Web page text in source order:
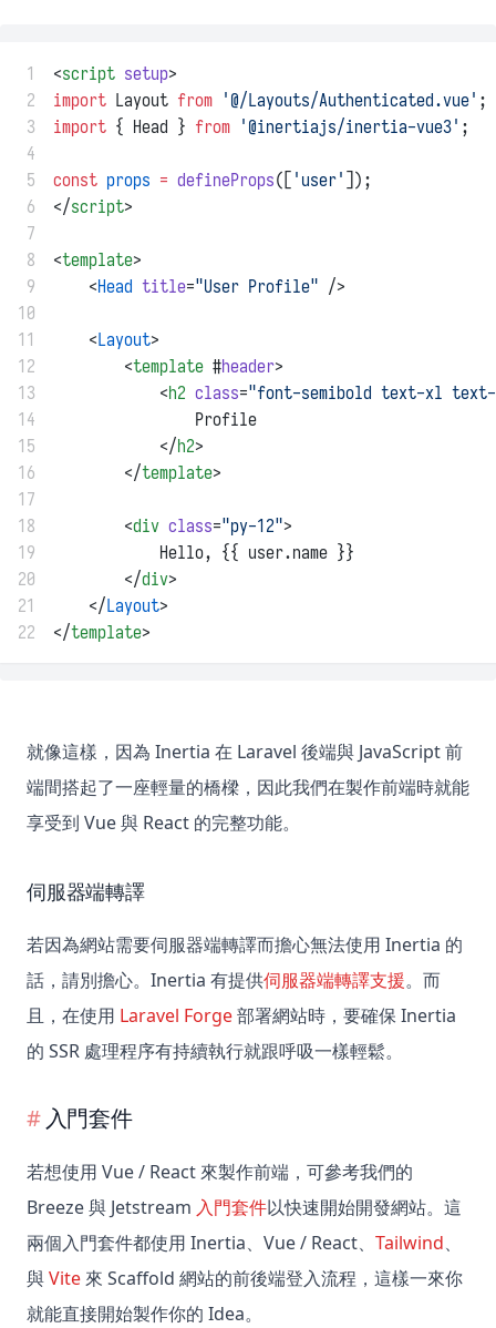
1 <script setup>
2
import Layout from '@/Layouts/Authenticated.vue' ;
3
import { Head } from '@inertiajs/inertia-vue3' ;
4
5
const props = defineProps([ 'user' ]);
6
</script>
7
8
<template>
9
    <
Head title="User Profile" />
10
11
    <
Layout>
12
        <
template #header>
13
            <
h2 class="font-semibold text-xl
14
                Profile
15
            </
h2>
16
        </
template>
17
18
        <
div class="py-12">
19
            Hello, {{ user.name }}
20
        </
div>
21
    </
Layout>
22
</template>
就像這樣，因為 Inertia 在 Laravel 後端與 JavaScript 前
端間搭起了一座輕量的橋樑，因此我們在製作前端時就能
享受到 Vue 與 React 的完整功能。
伺服器端轉譯
若因為網站需要伺服器端轉譯而擔心無法使用 Inertia 的
話，請別擔心。Inertia 有提供伺服器端轉譯支援。而
且，在使用 Laravel Forge部署網站時，要確保 Inertia
的 SSR 處理程序有持續執行就跟呼吸一樣輕鬆。
入門套件
若想使用 Vue / React 來製作前端，可參考我們的
Breeze 與 Jetstream 入門套件以快速開始開發網站。這
兩個入門套件都使用 Inertia、Vue / React、 Tailwind、
與Vite 來 Scaffold 網站的前後端登入流程，這樣一來你
就能直接開始製作你的 Idea。